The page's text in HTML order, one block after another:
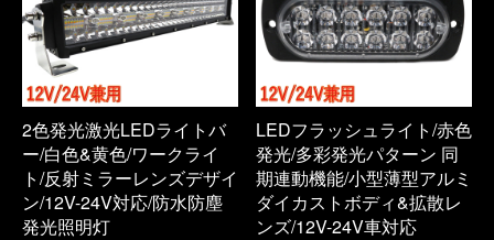
2色発光激光LEDライトバ
ー/白色&黄色/ワークライ
ト/反射ミラーレンズデザイ
ン/12V-24V対応/防水防塵
発光照明灯
LEDフラッシュライト/赤色
発光/多彩発光パターン 同
期連動機能/小型薄型アルミ
ダイカストボディ&拡散レ
ンズ/12V-24V車対応